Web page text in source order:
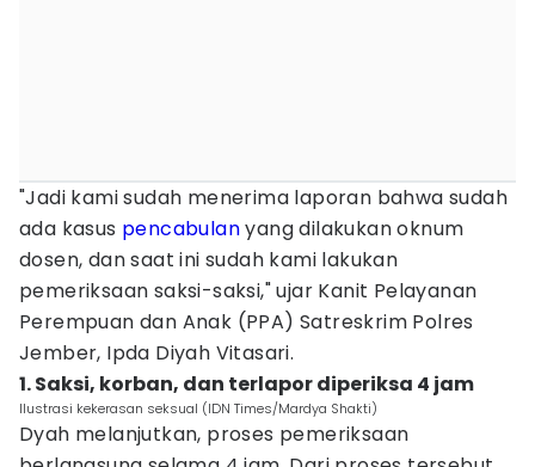
"Jadi kami sudah menerima laporan bahwa sudah
ada kasus pencabulanyang dilakukan oknum
dosen, dan saat ini sudah kami lakukan
pemeriksaan saksi-saksi," ujar Kanit Pelayanan
Perempuan dan Anak (PPA) Satreskrim Polres
Jember, Ipda Diyah Vitasari.
1. Saksi, korban, dan terlapor diperiksa 4 jam
Ilustrasi kekerasan seksual (IDN Times/Mardya Shakti)
Dyah melanjutkan, proses pemeriksaan